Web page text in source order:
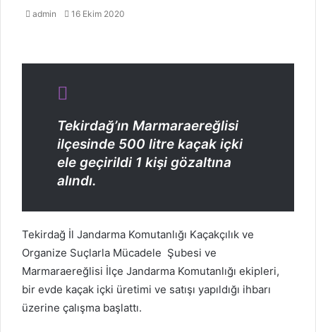
admin
Bir 16 Ekim 2020
Tekirdağ’ın Marmaraereğlisi
ilçesinde 500 litre kaçak içki
ele geçirildi 1 kişi gözaltına
alındı.
Tekirdağ İl Jandarma Komutanlığı Kaçakçılık ve
Organize Suçlarla Mücadele Şubesi ve
Marmaraereğlisi İlçe Jandarma Komutanlığı ekipleri,
bir evde kaçak içki üretimi ve satışı yapıldığı ihbarı
üzerine çalışma başlattı.